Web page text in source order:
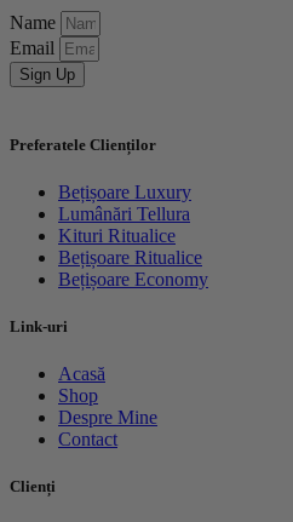
Name
Email
Sign Up
Preferatele Clienților
Bețișoare Luxury
Lumânări Tellura
Kituri Ritualice
Bețișoare Ritualice
Bețișoare Economy
Link-uri
Acasă
Shop
Despre Mine
Contact
Clienți